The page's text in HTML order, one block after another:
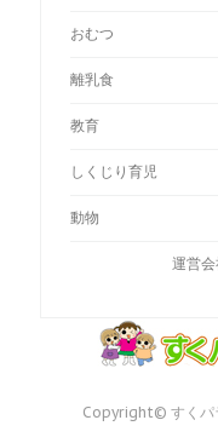
おむつ
離乳食
教育
しくじり育児
動物
運営会
Copyright© すくパ